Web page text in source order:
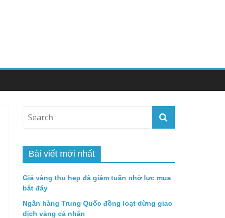
Bài viết mới nhất
Giá vàng thu hẹp đà giảm tuần nhờ lực mua
bắt đáy
Ngân hàng Trung Quốc đồng loạt dừng giao
dịch vàng cá nhân